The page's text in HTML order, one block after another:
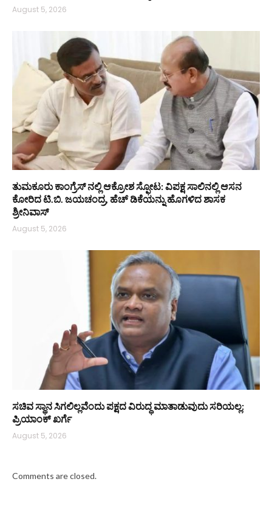
August 5, 2026
ತುಮಕೂರು ಕಾಂಗ್ರೆಸ್ ನಲ್ಲಿ ಆಕ್ರೋಶ ಸ್ಫೋಟ: ವಿಪಕ್ಷ ಸಾಲಿನಲ್ಲಿ ಆಸನ
ಕೋರಿದ ಟಿ.ಬಿ. ಜಯಚಂದ್ರ, ಹೆಚ್ ಡಿಕೆಯನ್ನು ಹೊಗಳಿದ ಶಾಸಕ
ಶ್ರೀನಿವಾಸ್
August 5, 2026
ಸಚಿವ ಸ್ಥಾನ ಸಿಗಲಿಲ್ಲವೆಂದು ಪಕ್ಷದ ವಿರುದ್ಧ ಮಾತಾಡುವುದು ಸರಿಯಲ್ಲ:
ಪ್ರಿಯಾಂಕ್ ಖರ್ಗೆ
August 5, 2026
Comments are closed.